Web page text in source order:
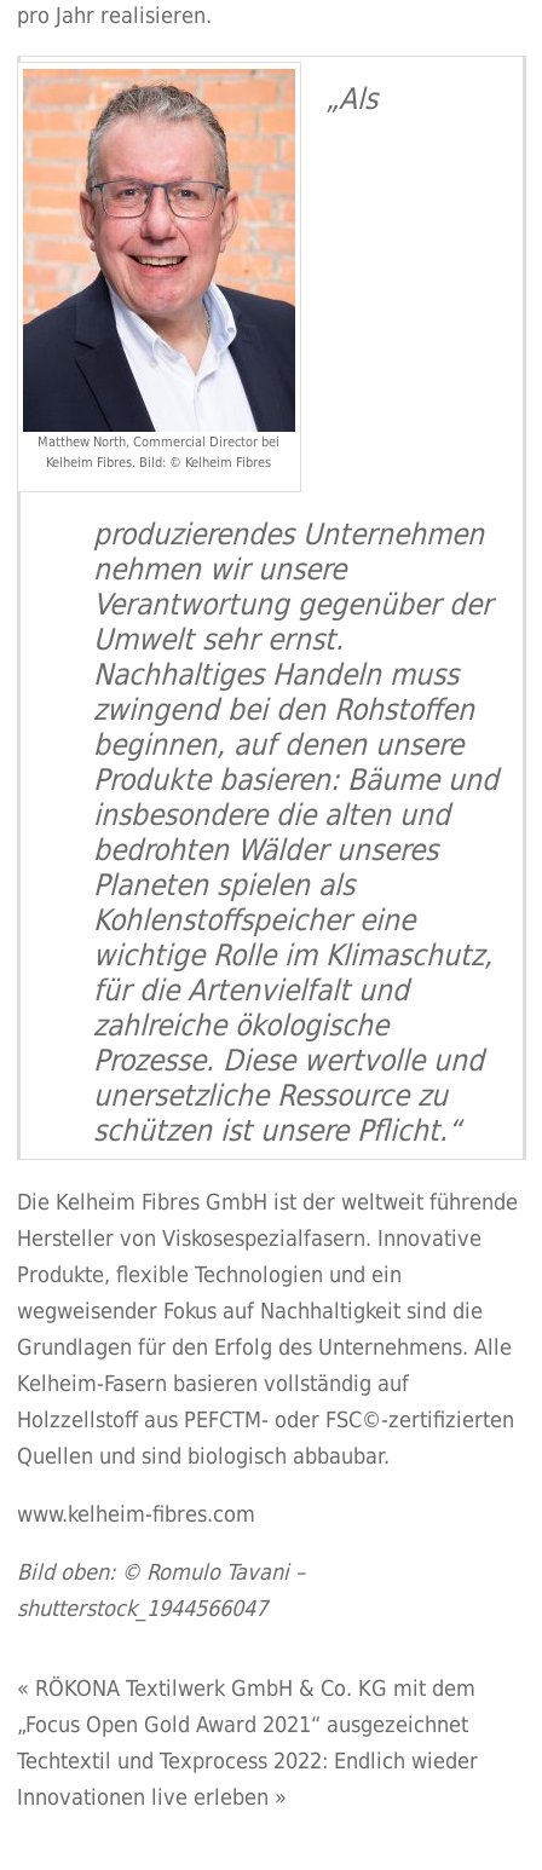
pro Jahr realisieren.
Matthew North, Commercial Director bei
Kelheim Fibres. Bild: © Kelheim Fibres
„Als
produzierendes Unternehmen
nehmen wir unsere
Verantwortung gegenüber der
Umwelt sehr ernst.
Nachhaltiges Handeln muss
zwingend bei den Rohstoffen
beginnen, auf denen unsere
Produkte basieren: Bäume und
insbesondere die alten und
bedrohten Wälder unseres
Planeten spielen als
Kohlenstoffspeicher eine
wichtige Rolle im Klimaschutz,
für die Artenvielfalt und
zahlreiche ökologische
Prozesse. Diese wertvolle und
unersetzliche Ressource zu
schützen ist unsere Pflicht.“
Die Kelheim Fibres GmbH ist der weltweit führende
Hersteller von Viskosespezialfasern. Innovative
Produkte, flexible Technologien und ein
wegweisender Fokus auf Nachhaltigkeit sind die
Grundlagen für den Erfolg des Unternehmens. Alle
Kelheim-Fasern basieren vollständig auf
Holzzellstoff aus PEFCTM- oder FSC©-zertifizierten
Quellen und sind biologisch abbaubar.
www.kelheim-fibres.com
Bild oben: © Romulo Tavani –
shutterstock_1944566047
« RÖKONA Textilwerk GmbH & Co. KG mit dem
„Focus Open Gold Award 2021“ ausgezeichnet
Techtextil und Texprocess 2022: Endlich wieder
Innovationen live erleben »